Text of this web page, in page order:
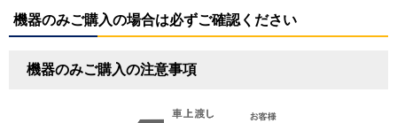
機器のみご購入の場合は必ずご確認ください
機器のみご購入の注意事項